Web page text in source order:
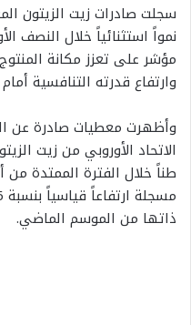
سجلت صادرات زيت الزيتون
مؤشر على تعزز مكانة
وارتفاع قدرته التنافسية
وأظهرت معطيات صادرة عن
ذاتها من الموسم الماضي.